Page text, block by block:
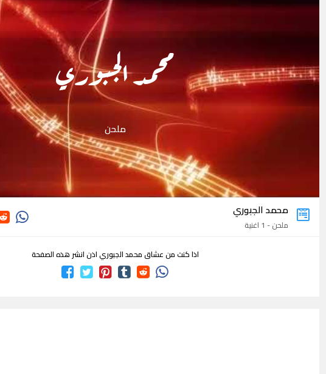
محمد الجبوري
ملحن
محمد الجبوري
ملحن - 1 اغنية
اذا كنت من عشاق محمد الجبوري اذن انشر هذه الصفحة